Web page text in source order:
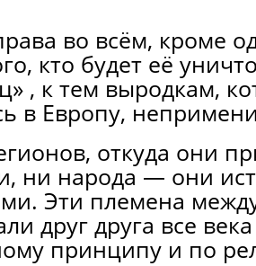
во всём, кроме
кто будет её
, к тем выродкам,
в Европу,
откуда они
ни народа — они
Эти племена
друг друга все
принципу и по